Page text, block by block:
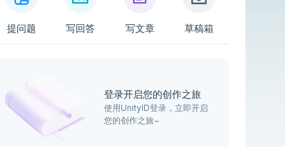
提问题 写回答 写文章 草稿箱
登录开启您的创作之旅
使用UnityID登录，立即开启
您的创作之旅~